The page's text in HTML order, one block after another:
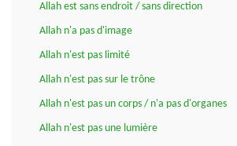
Allah est sans endroit / sans direction
Allah n'a pas d'image
Allah n'est pas limité
Allah n'est pas sur le trône
Allah n'est pas un corps / n'a pas d'organes
Allah n'est pas une lumière